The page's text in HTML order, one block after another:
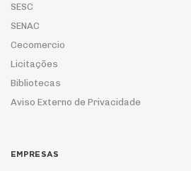
SESC
SENAC
Cecomercio
Licitações
Bibliotecas
Aviso Externo de Privacidade
EMPRESAS